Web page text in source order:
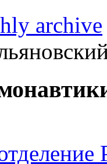
archive